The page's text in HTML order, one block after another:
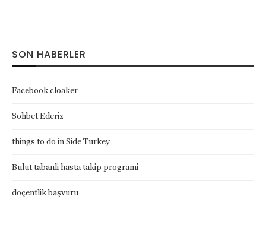
SON HABERLER
Facebook cloaker
Sohbet Ederiz
things to do in Side Turkey
Bulut tabanli hasta takip programi
doçentlik başvuru